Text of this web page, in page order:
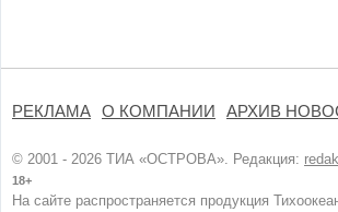
РЕКЛАМА О КОМПАНИИ АРХИВ
© 2001 - 2026 ТИА «ОСТРОВА». Редакция:
18+
На сайте распространяется продукция